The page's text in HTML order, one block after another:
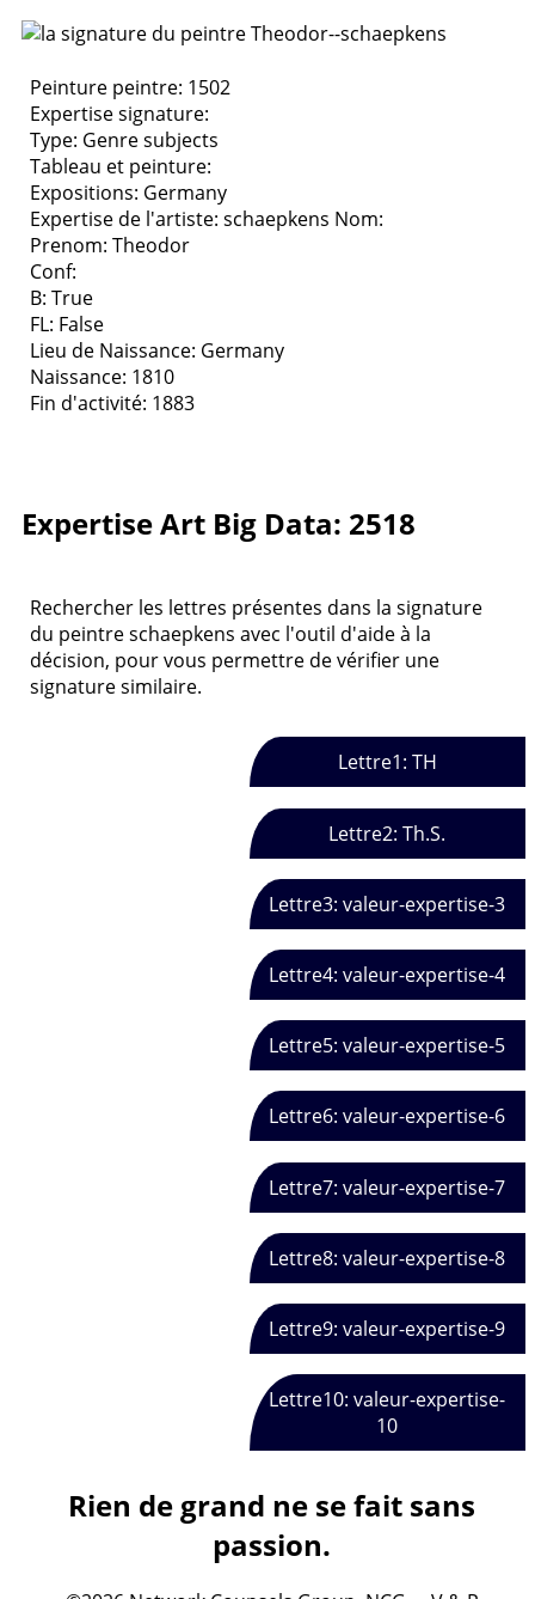
Peinture peintre: 1502
Expertise signature:
Type: Genre subjects
Tableau et peinture:
Expositions: Germany
Expertise de l'artiste: schaepkens Nom:
Prenom: Theodor
Conf:
B: True
FL: False
Lieu de Naissance: Germany
Naissance: 1810
Fin d'activité: 1883
Expertise Art Big Data: 2518
Rechercher les lettres présentes dans la signature
du peintre schaepkens avec l'outil d'aide à la
décision, pour vous permettre de vérifier une
signature similaire.
Lettre1: TH
Lettre2: Th.S.
Lettre3: valeur-expertise-3
Lettre4: valeur-expertise-4
Lettre5: valeur-expertise-5
Lettre6: valeur-expertise-6
Lettre7: valeur-expertise-7
Lettre8: valeur-expertise-8
Lettre9: valeur-expertise-9
Lettre10: valeur-expertise-
10
Rien de grand ne se fait sans
passion.